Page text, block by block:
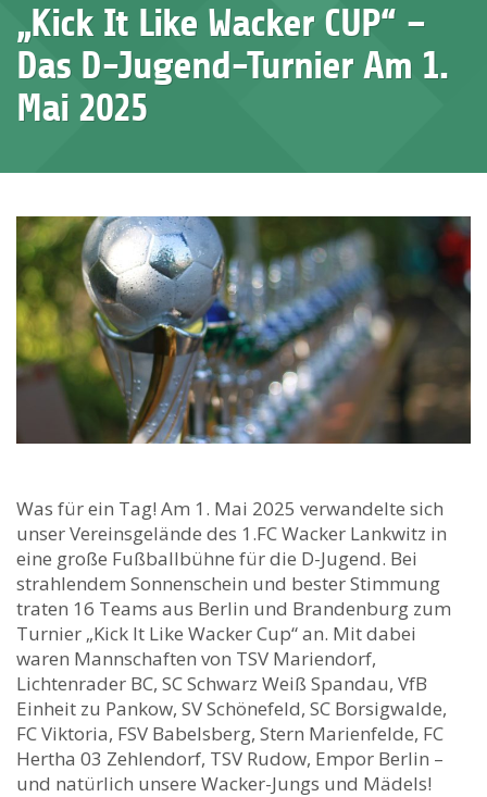
„Kick It Like Wacker CUP“ –
Das D-Jugend-Turnier Am 1.
Mai 2025
Was für ein Tag! Am 1. Mai 2025 verwandelte sich
unser Vereinsgelände des 1.FC Wacker Lankwitz in
eine große Fußballbühne für die D-Jugend. Bei
strahlendem Sonnenschein und bester Stimmung
traten 16 Teams aus Berlin und Brandenburg zum
Turnier „Kick It Like Wacker Cup“ an. Mit dabei
waren Mannschaften von TSV Mariendorf,
Lichtenrader BC, SC Schwarz Weiß Spandau, VfB
Einheit zu Pankow, SV Schönefeld, SC Borsigwalde,
FC Viktoria, FSV Babelsberg, Stern Marienfelde, FC
Hertha 03 Zehlendorf, TSV Rudow, Empor Berlin –
und natürlich unsere Wacker-Jungs und Mädels!